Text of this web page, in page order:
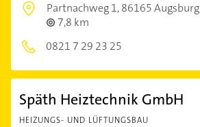
Partnachweg 1,86165 Augsburg
7,8 km
0821 7 29 23 25
Späth Heiztechnik GmbH
HEIZUNGS- UND LÜFTUNGSBAU